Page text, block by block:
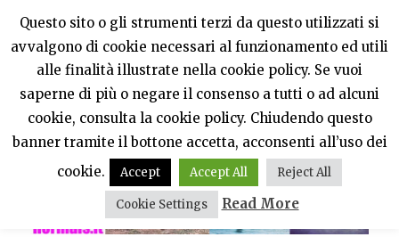
PercheNONEssereNormali?
MENU
Questo sito o gli strumenti terzi da questo utilizzati si
avvalgono di cookie necessari al funzionamento ed utili
alle finalità illustrate nella cookie policy. Se vuoi
saperne di più o negare il consenso a tutti o ad alcuni
cookie, consulta la cookie policy. Chiudendo questo
banner tramite il bottone accetta, acconsenti all’uso dei
cookie.
Accept Accept All Reject All
Cookie Settings Read More